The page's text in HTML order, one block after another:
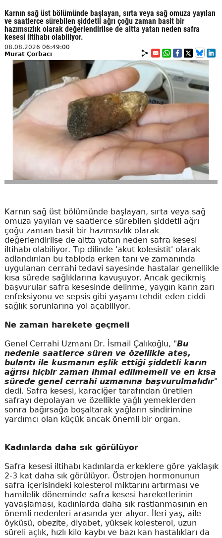
Karnın sağ üst bölümünde başlayan, sırta veya sağ omuza yayılan
ve saatlerce sürebilen şiddetli ağrı çoğu zaman basit bir
hazımsızlık olarak değerlendirilse de altta yatan neden safra
kesesi iltihabı olabiliyor.
08.08.2026 06:49:00
Murat Çorbacı
Karnın sağ üst bölümünde başlayan, sırta veya sağ
omuza yayılan ve saatlerce sürebilen şiddetli ağrı
çoğu zaman basit bir hazımsızlık olarak
değerlendirilse de altta yatan neden safra kesesi
iltihabı olabiliyor. Tıp dilinde 'akut kolesistit' olarak
adlandırılan bu tabloda erken tanı ve zamanında
uygulanan cerrahi tedavi sayesinde hastalar genellikle
kısa sürede sağlıklarına kavuşuyor. Ancak gecikmiş
başvurular safra kesesinde delinme, yaygın karın zarı
enfeksiyonu ve sepsis gibi yaşamı tehdit eden ciddi
sağlık sorunlarına yol açabiliyor.
Ne zaman harekete geçmeli
Genel Cerrahi Uzmanı Dr. İsmail Çalıkoğlu, "Bu
nedenle saatlerce süren ve özellikle ateş,
bulantı ile kusmanın eşlik ettiği şiddetli karın
ağrısı hiçbir zaman ihmal edilmemeli ve en kısa
sürede genel cerrahi uzmanına başvurulmalıdır"
dedi. Safra kesesi, karaciğer tarafından üretilen
safrayı depolayan ve özellikle yağlı yemeklerden
sonra bağırsağa boşaltarak yağların sindirimine
yardımcı olan küçük ancak önemli bir organ.
Kadınlarda daha sık görülüyor
Safra kesesi iltihabı kadınlarda erkeklere göre yaklaşık
2-3 kat daha sık görülüyor. Östrojen hormonunun
safra içerisindeki kolesterol miktarını artırması ve
hamilelik döneminde safra kesesi hareketlerinin
yavaşlaması, kadınlarda daha sık rastlanmasının en
önemli nedenleri arasında yer alıyor. İleri yaş, aile
öyküsü, obezite, diyabet, yüksek kolesterol, uzun
süreli açlık, hızlı kilo kaybı ve bazı kan hastalıkları da